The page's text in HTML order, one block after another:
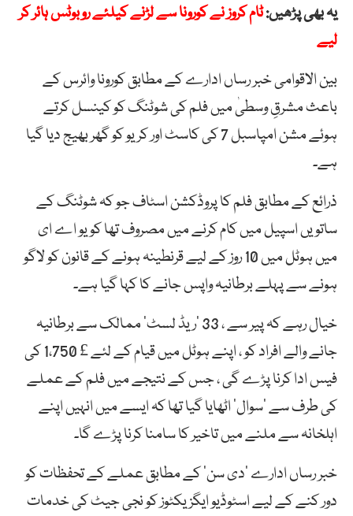
یہ بھی پڑھیں:ٹام کروز نے کورونا سے لڑنے کیلئے روبوٹس ہائر کر
لیے
بین الاقوامی خبر رساں ادارے کے مطابق کورونا وائرس کے
باعث مشرقِ وسطیٰ میں فلم کی شوٹنگ کو کینسل کرتے
ہوئے مشن امپاسبل 7 کی کاسٹ اور کریو کو گھر بھیج دیا گیا
ہے۔
ذرائع کے مطابق فلم کا پروڈکشن اسٹاف جو کہ شوٹنگ کے
ساتویں اسپیل میں کام کرنے میں مصروف تھا کو یو اے ای
میں ہوٹل میں 10 روز کے لیے قرنطینہ ہونے کے قانون کو لاگو
ہونے سے پہلے برطانیہ واپس جانے کا کہا گیا ہے۔
خیال رہے کہ پیر سے ، 33 ‘ریڈ لسٹ’ ممالک سے برطانیہ
جانے والے افراد کو ، اپنے ہوٹل میں قیام کے لئے £ 1،750 کی
فیس ادا کرنا پڑے گی ، جس کے نتیجے میں فلم کے عملے
کی طرف سے ’سوال‘ اٹھایا گیا تھا کہ ایسے میں انہیں اپنے
اہلخانہ سے ملنے میں تاخیر کا سامنا کرنا پڑے گا۔
خبر رساں ادارے ’دی سن‘ کے مطابق عملے کے تحفظات کو
دور کنے کے لیے اسٹوڈیو ایگزیکٹوز کو نجی جیٹ کی خدمات